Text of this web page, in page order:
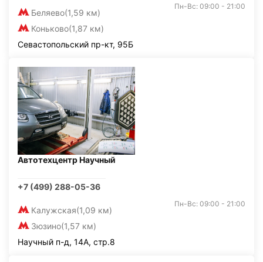
Беляево(1,59 км)
Коньково(1,87 км)
Пн-Вс: 09:00 - 21:00
Севастопольский пр-кт, 95Б
Автотехцентр Научный
+7 (499) 288-05-36
Калужская(1,09 км)
Зюзино(1,57 км)
Пн-Вс: 09:00 - 21:00
Научный п-д, 14А, стр.8